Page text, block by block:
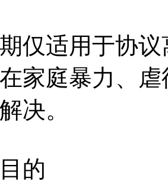
仅适用于协
家庭暴力、
决。
的